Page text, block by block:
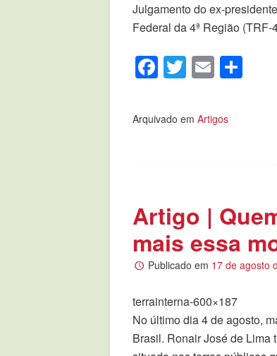
Julgamento do ex-
Federal da 4ª Região
Facebook
Twitter
Email
Arquivado em Artigos
Artigo |
mais essa
Publicado em 17 de agosto
terrainterna-600×187
No último dia 4 de agosto,
Brasil. Ronair José de Lima